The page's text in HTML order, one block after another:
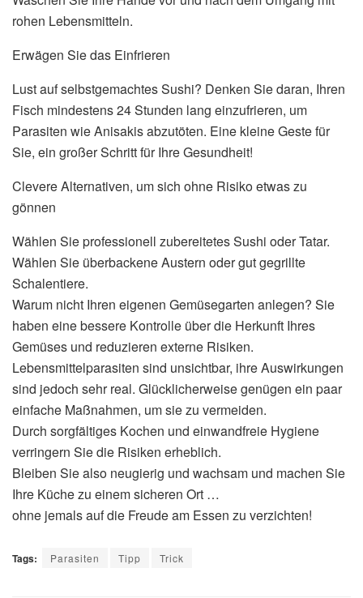
rohen Lebensmitteln.
Erwägen Sie das Einfrieren
Lust auf selbstgemachtes Sushi? Denken Sie daran, Ihren
Fisch mindestens 24 Stunden lang einzufrieren, um
Parasiten wie Anisakis abzutöten. Eine kleine Geste für
Sie, ein großer Schritt für Ihre Gesundheit!
Clevere Alternativen, um sich ohne Risiko etwas zu
gönnen
Wählen Sie professionell zubereitetes Sushi oder Tatar.
Wählen Sie überbackene Austern oder gut gegrillte
Schalentiere.
Warum nicht Ihren eigenen Gemüsegarten anlegen? Sie
haben eine bessere Kontrolle über die Herkunft Ihres
Gemüses und reduzieren externe Risiken.
Lebensmittelparasiten sind unsichtbar, ihre Auswirkungen
sind jedoch sehr real. Glücklicherweise genügen ein paar
einfache Maßnahmen, um sie zu vermeiden.
Durch sorgfältiges Kochen und einwandfreie Hygiene
verringern Sie die Risiken erheblich.
Bleiben Sie also neugierig und wachsam und machen Sie
Ihre Küche zu einem sicheren Ort …
ohne jemals auf die Freude am Essen zu verzichten!
Tags: Parasiten Tipp Trick